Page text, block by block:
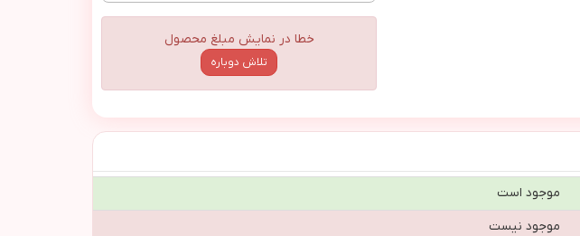
خطا در نمایش مبلغ محصول
تلاش دوباره
موجود است
موجود نیست